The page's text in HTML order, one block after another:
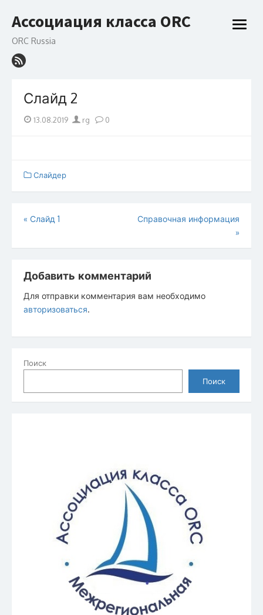
к
содержанию
Ассоциация класса ORC
ORC Russia
Слайд 2
Опубликовано
13.08.2019 Автор
rg 0
Слайдер
Навигация
« Слайд 1
Справочная информация
»
Добавить комментарий
Для отправки комментария вам необходимо
авторизоваться.
Поиск
Поиск